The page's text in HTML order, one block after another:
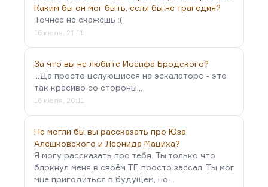
Каким бы он мог быть, если бы не трагедия?
Точнее не скажешь :(
16 июля, 21:11
За что вы не любите Иосифа Бродского?
...Да просто целующиеся на эскалаторе - это
так красиво со стороны...
16 июля, 20:11
Не могли бы вы рассказать про Юза
Алешковского и Леонида Мациха?
Я могу рассказать про тебя. Ты только что
блркнул меня в своём ТГ, просто зассал. Ты мог
мне пригодиться в будущем, но…